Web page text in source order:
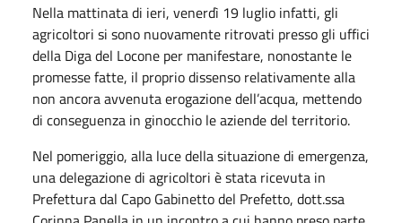
Nella mattinata di ieri, venerdì 19 luglio infatti, gli
agricoltori si sono nuovamente ritrovati presso gli uffici
della Diga del Locone per manifestare, nonostante le
promesse fatte, il proprio dissenso relativamente alla
non ancora avvenuta erogazione dell’acqua, mettendo
di conseguenza in ginocchio le aziende del territorio.
Nel pomeriggio, alla luce della situazione di emergenza,
una delegazione di agricoltori è stata ricevuta in
Prefettura dal Capo Gabinetto del Prefetto, dott.ssa